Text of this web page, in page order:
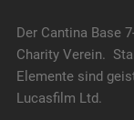
Der Cantina Base
Charity Verein.
Elemente sind
Lucasfilm Ltd.